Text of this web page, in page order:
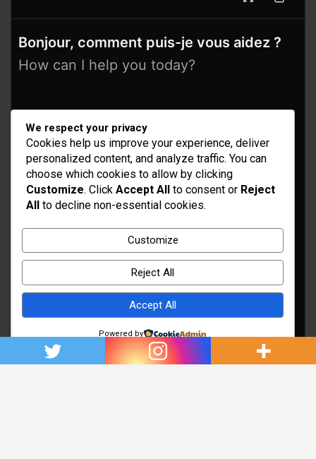
Bonjour, comment puis-je vous aidez ?
How can I help you today?
Idées d’aménagement et déco
Conseil bricolage et jardinage
Choix d'outillage et de matériaux
We respect your privacy
Cookies help us improve your experience, deliver
personalized content, and analyze traffic. You can
choose which cookies to allow by clicking
Customize. Click Accept All to consent or Reject
All to decline non-essential cookies.
Customize
Reject All
Accept All
Powered by